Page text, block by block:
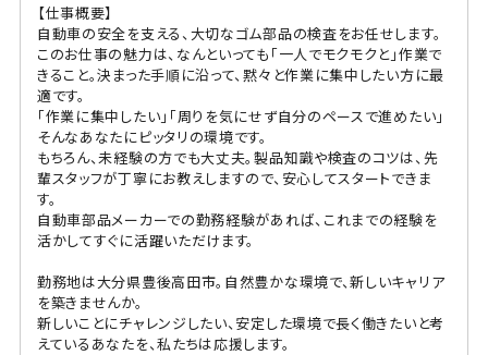
【仕事概要】
自動車の安全を支える、大切なゴム部品の検査をお任せします。
このお仕事の魅力は、なんといっても「一人でモクモクと」作業で
きること。決まった手順に沿って、黙々と作業に集中したい方に最
適です。
「作業に集中したい」「周りを気にせず自分のペースで進めたい」
そんなあなたにピッタリの環境です。
もちろん、未経験の方でも大丈夫。製品知識や検査のコツは、先
輩スタッフが丁寧にお教えしますので、安心してスタートできま
す。
自動車部品メーカーでの勤務経験があれば、これまでの経験を
活かしてすぐに活躍いただけます。
勤務地は大分県豊後高田市。自然豊かな環境で、新しいキャリア
を築きませんか。
新しいことにチャレンジしたい、安定した環境で長く働きたいと考
えているあなたを、私たちは応援します。